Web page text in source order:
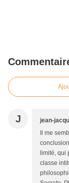
J jean-
Il me
limité, qui
classe